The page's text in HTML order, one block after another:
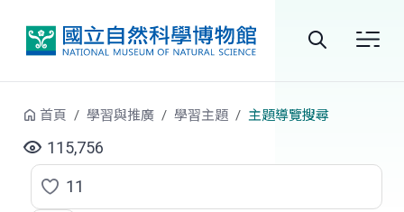
站
尋
首頁 學習與推廣 學習主題 主題導覽搜尋
115,756
點
11